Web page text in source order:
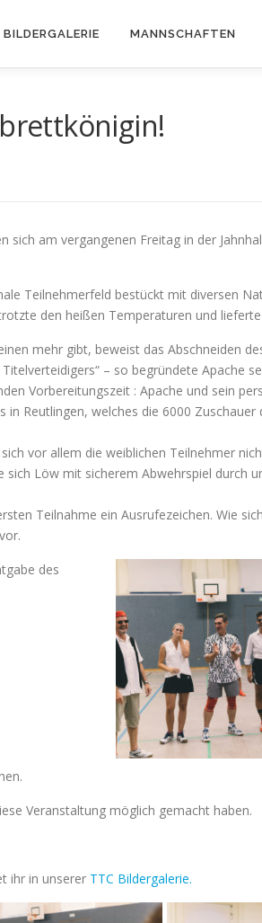
BILDERGALERIE MANNSCHAFTEN
sich am vergangenen Freitag in der
Teilnehmerfeld bestückt mit diversen
den heißen Temperaturen und
mehr gibt, beweist das Abschneiden
Titelverteidigers“ – so begründete Apache
Vorbereitungszeit : Apache und sein
in Reutlingen, welches die 6000 Zuschauer
vor allem die weiblichen Teilnehmer
sich Löw mit sicherem Abwehrspiel durch
Teilnahme ein Ausrufezeichen. Wie
des
Veranstaltung möglich gemacht haben.
ihr in unserer TTC Bildergalerie.